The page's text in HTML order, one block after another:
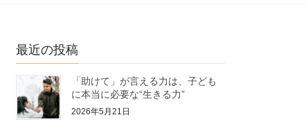
最近の投稿
「助けて」が言える力は、子ども
に本当に必要な“生きる力”
2026年5月21日